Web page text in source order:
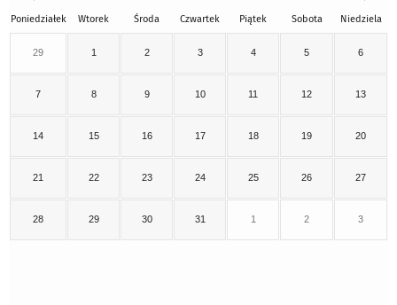
Poniedziałek Wtorek Środa Czwartek Piątek Sobota Niedziela
29 1 2 3 4 5 6
7 8 9 10 11 12 13
14 15 16 17 18 19 20
21 22 23 24 25 26 27
28 29 30 31 1 2 3